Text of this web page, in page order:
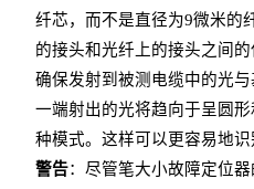
纤芯，而不是直径为9微米的
的接头和光纤上的接头之间
确保发射到被测电缆中的光
一端射出的光将趋向于呈圆
种模式。这样可以更容易地识
警告：尽管笔大小故障定位